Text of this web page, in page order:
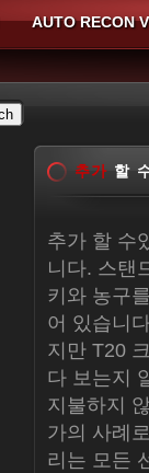
AUTO RECON
추가 할
추가 할 수
니다. 스탠
키와 농구
어 있습니
지만 T20
다 보는지
지불하지
가의 사례
리는 모든